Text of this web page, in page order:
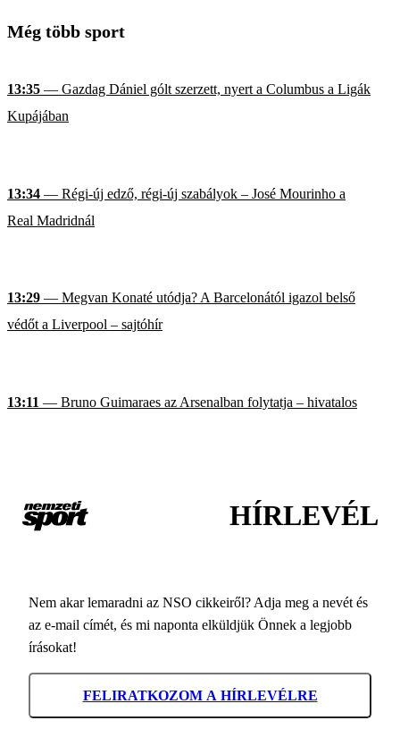
Még több sport
13:35 — Gazdag Dániel gólt szerzett, nyert a Columbus a Ligák
Kupájában
13:34 — Régi-új edző, régi-új szabályok – José Mourinho a
Real Madridnál
13:29 — Megvan Konaté utódja? A Barcelonától igazol belső
védőt a Liverpool – sajtóhír
13:11 — Bruno Guimaraes az Arsenalban folytatja – hivatalos
HÍRLEVÉL
Nem akar lemaradni az NSO cikkeiről? Adja meg a nevét és
az e-mail címét, és mi naponta elküldjük Önnek a legjobb
írásokat!
FELIRATKOZOM A HÍRLEVÉLRE